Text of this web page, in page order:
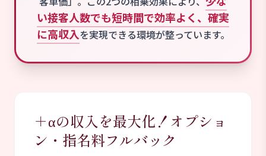
い接客人数でも短時間で効率よく、確実
に高収入を実現できる環境が整っています。
＋αの収入を最大化！オプショ
ン・指名料フルバック